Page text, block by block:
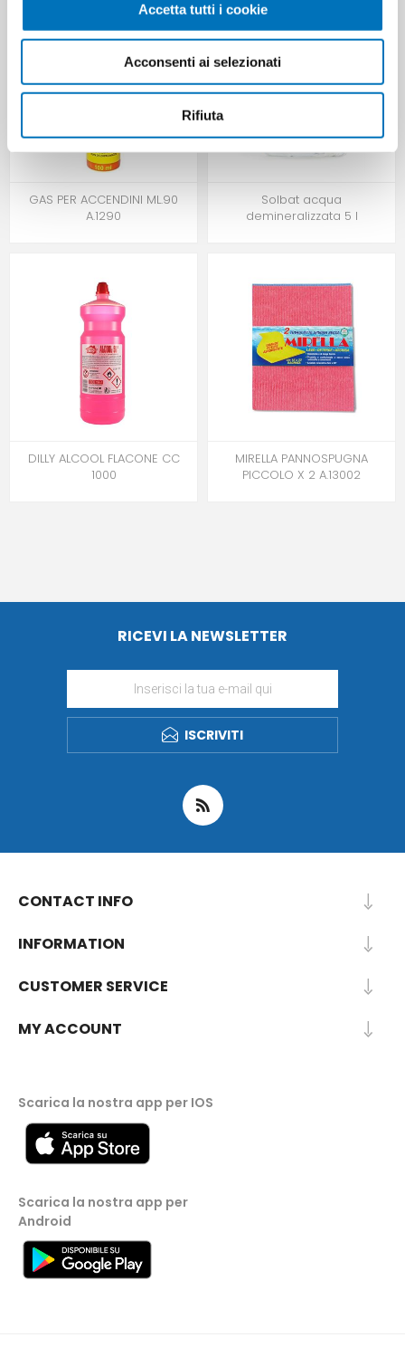
Accetta tutti i cookie
Acconsenti ai selezionati
Rifiuta
GAS PER ACCENDINI ML.90
A.1290
Solbat acqua
demineralizzata 5 l
DILLY ALCOOL FLACONE CC
1000
MIRELLA PANNOSPUGNA
PICCOLO X 2 A.13002
RICEVI LA NEWSLETTER
ISCRIVITI
CONTACT INFO
INFORMATION
CUSTOMER SERVICE
MY ACCOUNT
Scarica la nostra app per IOS
Scarica la nostra app per
Android